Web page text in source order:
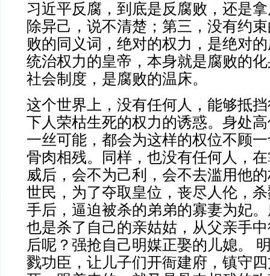
习近平反腐，到底是反腐败，还是
除异己，说不清楚；第三，没有约
败的同义词，绝对的权力，是绝对
统治权力的皇帝，本身就是腐败的
社会制度，是腐败的温床。
这个世界上，没有任何人，能够抵
下人荣枯生死的权力的诱惑。身处
一丝可能，都会为这样的权位不顾
骨肉相残。同样，也没有任何人，
威后，会不为己利，会不去滥用他
世民，为了夺取皇位，丧尽人伦，
手后，逼迫被杀的弟弟的寡妻为妃
也是杀了自己的亲姑姑，从父亲手
后呢？强抢自己明媒正娶的儿媳。
戮功臣，让儿子们开衙建府，镇守